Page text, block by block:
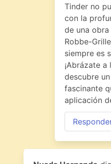
Tinder no
con la
de una
Robbe-
siempre es
¡Abrázate
descubre
fascinante
aplicación